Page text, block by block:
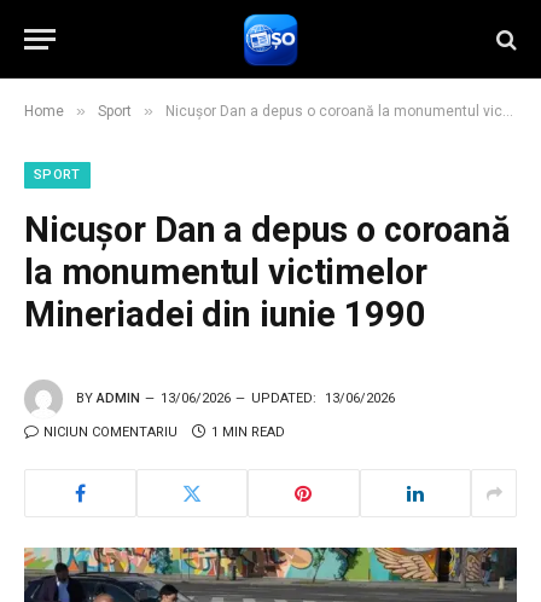
Home » Sport » Nicușor Dan a depus o coroană la monumentul victimelor Mineriadei din iunie 1990
SPORT
Nicușor Dan a depus o coroană
la monumentul victimelor
Mineriadei din iunie 1990
BY ADMIN 13/06/2026 UPDATED: 13/06/2026
NICIUN COMENTARIU 1 MIN READ